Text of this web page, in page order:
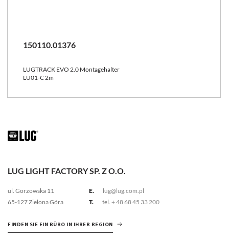
150110.01376
LUGTRACK EVO 2.0 Montagehalter
LU01-C 2m
LUG LIGHT FACTORY SP. Z O.O.
ul. Gorzowska 11
65-127 Zielona Góra
E.
lug@lug.com.pl
T.
tel. + 48 68 45 33 200
FINDEN SIE EIN BÜRO IN IHRER REGION